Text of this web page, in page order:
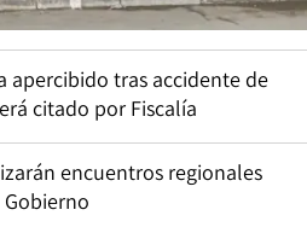
apercibido tras accidente de
citado por Fiscalía
encuentros regionales